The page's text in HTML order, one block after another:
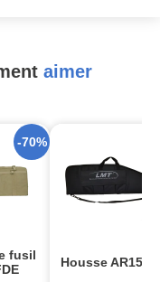
aimer
fusil
-70%
Housse AR15